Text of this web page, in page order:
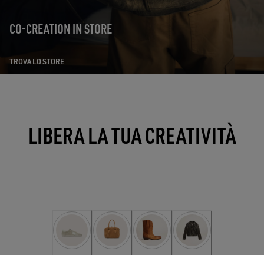
CO-CREATION IN STORE
TROVA LO STORE
LIBERA LA TUA CREATIVITÀ